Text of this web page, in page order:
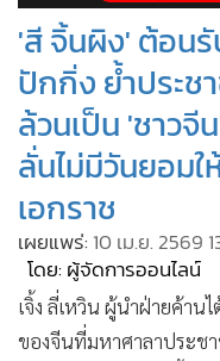
• MGR Live
• Infographic
• การเมือง
• ท่องเที่ยว
• กีฬา
• ต่างประเทศ
• Special Scoop
เศรษฐกิจ-ธุรกิจ
• จีน
• ชุมชน-คุณภาพชีวิต
'สี จิ้นผิง' ต้อน
ปักกิ่ง ย้ำประ
ล้วนเป็น 'ชาว
ลั่นไม่มีวันยอม
เอกราช
เผยแพร่: 10 เม.ย. 2569
โดย: ผู้จัดการออนไลน์
เจิ้ง ลี่เหวิน ผู้นำฝ่ายค้าน
ของจีนที่มหาศาลาประช